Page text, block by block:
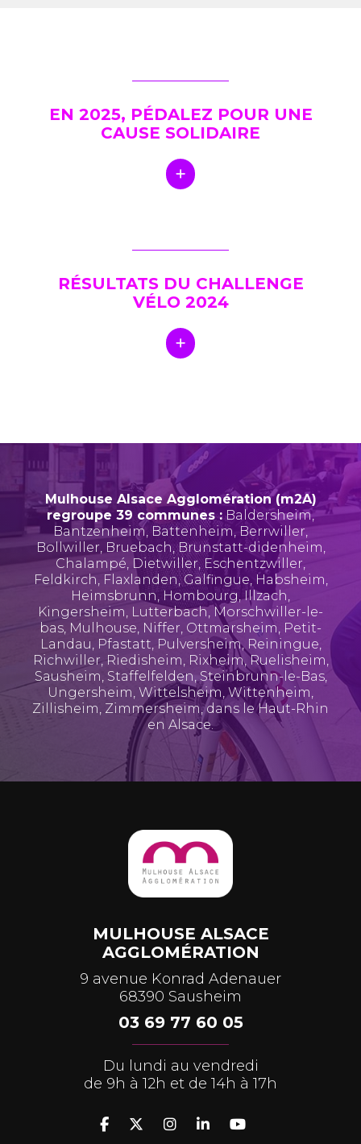
EN 2025, PÉDALEZ POUR UNE
CAUSE SOLIDAIRE
RÉSULTATS DU CHALLENGE
VÉLO 2024
Mulhouse Alsace Agglomération (m2A)
regroupe 39 communes : Baldersheim,
Bantzenheim, Battenheim, Berrwiller,
Bollwiller, Bruebach,Brunstatt-didenheim,
Chalampé, Dietwiller, Eschentzwiller,
Feldkirch, Flaxlanden,Galfingue, Habsheim,
Heimsbrunn, Hombourg,Illzach,
Kingersheim, Lutterbach, Morschwiller-le-
bas, Mulhouse, Niffer, Ottmarsheim, Petit-
Landau, Pfastatt, Pulversheim, Reiningue,
Richwiller, Riedisheim, Rixheim,Ruelisheim,
Sausheim, Staffelfelden, Steinbrunn-le-Bas,
Ungersheim, Wittelsheim,Wittenheim,
Zillisheim, Zimmersheim, dans le Haut-Rhin
en Alsace.
MULHOUSE ALSACE
AGGLOMÉRATION
9 avenue Konrad Adenauer
68390 Sausheim
03 69 77 60 05
Du lundi au vendredi
de 9h à 12h et de 14h à 17h